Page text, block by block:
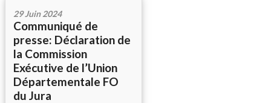
29 Juin 2024
Communiqué de
presse: Déclaration de
la Commission
Exécutive de l’Union
Départementale FO
du Jura